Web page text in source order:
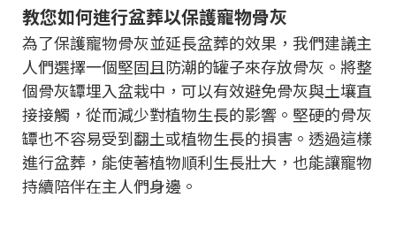
教您如何進行盆葬以保護寵物骨灰
為了保護寵物骨灰並延長盆葬的效果，我們建議主
人們選擇一個堅固且防潮的罐子來存放骨灰。將整
個骨灰罈埋入盆栽中，可以有效避免骨灰與土壤直
接接觸，從而減少對植物生長的影響。堅硬的骨灰
罈也不容易受到翻土或植物生長的損害。透過這樣
進行盆葬，能使著植物順利生長壯大，也能讓寵物
持續陪伴在主人們身邊。